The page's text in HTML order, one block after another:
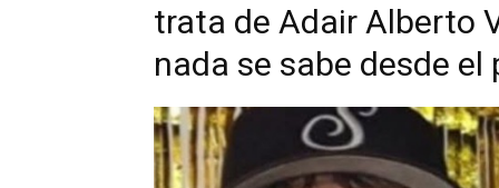
trata de Adair Alberto
nada se sabe desde